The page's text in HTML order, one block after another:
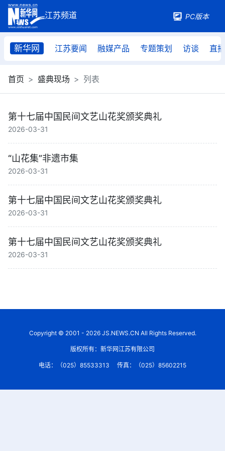
PC版本
新华网 江苏要闻 融媒产品 专题策划 访谈 直播
首页 盛典现场 列表
第十七届中国民间文艺山花奖颁奖典礼
2026-03-31
“山花集”非遗市集
2026-03-31
第十七届中国民间文艺山花奖颁奖典礼
2026-03-31
第十七届中国民间文艺山花奖颁奖典礼
2026-03-31
Copyright © 2001 - 2026 JS.NEWS.CN All Rights Reserved.
版权所有：新华网江苏有限公司
电话：（025）85533313 传真：（025）85602215